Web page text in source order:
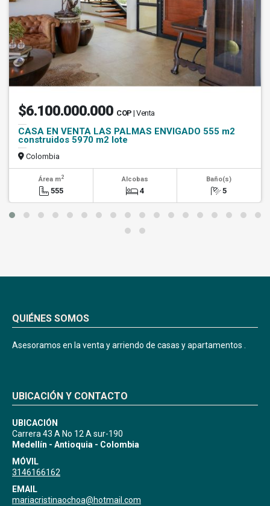
$6.100.000.000 COP | Venta
CASA EN VENTA LAS PALMAS ENVIGADO 555 m2
construidos 5970 m2 lote
Colombia
Área m2
555
Alcobas
4
Baño(s)
5
QUIÉNES SOMOS
Asesoramos en la venta y arriendo de casas y apartamentos .
UBICACIÓN Y CONTACTO
UBICACIÓN
Carrera 43 A No 12 A sur-190
Medellín - Antioquia - Colombia
MÓVIL
3146166162
EMAIL
mariacristinaochoa@hotmail.com